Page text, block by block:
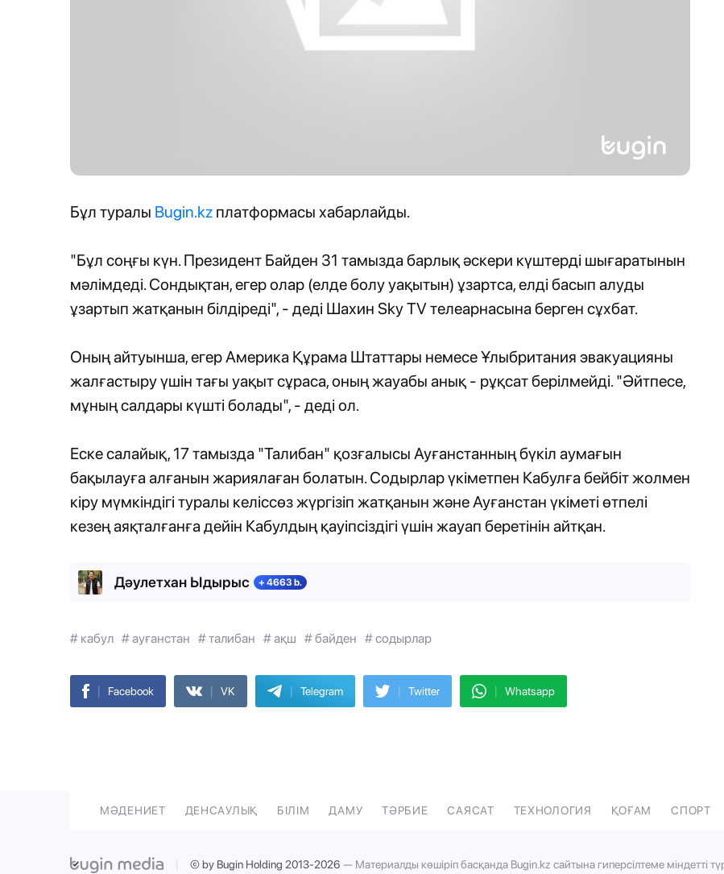
Бұл туралы Bugin.kz платформасы хабарлайды.
"Бұл соңғы күн. Президент Байден 31 тамызда барлық әскери күштерді шығаратынын
мәлімдеді. Сондықтан, егер олар (елде болу уақытын) ұзартса, елді басып алуды
ұзартып жатқанын білдіреді", - деді Шахин Sky TV телеарнасына берген сұхбат.
Оның айтуынша, егер Америка Құрама Штаттары немесе Ұлыбритания эвакуацияны
жалғастыру үшін тағы уақыт сұраса, оның жауабы анық - рұқсат берілмейді. "Әйтпесе,
мұның салдары күшті болады", - деді ол.
Еске салайық, 17 тамызда "Талибан" қозғалысы Ауғанстанның бүкіл аумағын
бақылауға алғанын жариялаған болатын. Содырлар үкіметпен Кабулға бейбіт жолмен
кіру мүмкіндігі туралы келіссөз жүргізіп жатқанын және Ауғанстан үкіметі өтпелі
кезең аяқталғанға дейін Кабулдың қауіпсіздігі үшін жауап беретінін айтқан.
Дәулетхан Ыдырыс + 4663 b.
# кабул # ауғанстан # талибан # ақш # байден # содырлар
| Facebook | VK | Telegram | Twitter | Whatsapp
МӘДЕНИЕТ ДЕНСАУЛЫҚ БІЛІМ ДАМУ ТӘРБИЕ САЯСАТ ТЕХНОЛОГИЯ ҚОҒАМ СПОРТ
| © by Bugin Holding 2013-2026 — Материалды көшіріп басқанда Bugin.kz сайтына гиперсілтеме міндетті